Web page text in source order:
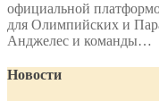
официальной
для Олимпийских и
Анджелес и команды…
Новости